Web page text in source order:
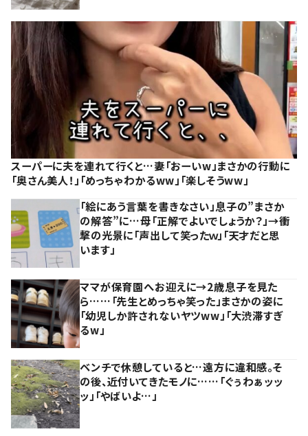
スーパーに夫を連れて行くと…妻「おーいw」まさかの行動に
「奥さん美人！」「めっちゃわかるww」「楽しそうww」
「絵にあう言葉を書きなさい」息子の”まさか
の解答”に…母「正解でよいでしょうか？」→衝
撃の光景に「声出して笑ったｗ」「天才だと思
います」
ママが保育園へお迎えに→2歳息子を見た
ら……「先生とめっちゃ笑った」まさかの姿に
「幼児しか許されないヤツww」「大渋滞すぎ
るw」
ベンチで休憩していると…遠方に違和感。そ
の後、近付いてきたモノに……「ぐぅわぁッッ
ッ」「やばいよ…」